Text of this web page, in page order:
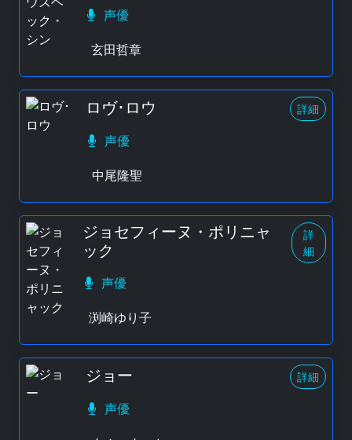
声優
玄田哲章
ロヴ･ロウ 詳細
声優
中尾隆聖
ジョセフィーヌ・ポリニャ
ック
詳
細
声優
渕崎ゆり子
ジョー 詳細
声優